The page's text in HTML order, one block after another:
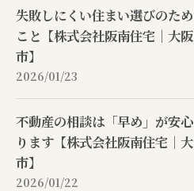
失敗しにくい住まい選びのた
こと【株式会社阪南住宅｜大
市】
2026/01/23
不動産の相談は「早め」が安
ります【株式会社阪南住宅｜
市】
2026/01/22